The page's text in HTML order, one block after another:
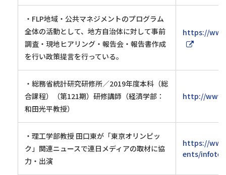
・FLP地域・公共マネジメントのプログラム
全体の活動として、地方自治体に対して事前
調査・現地ヒアリング・報告会・報告書作成
を行い政策提言を行っている。
https://
・総務省統計研究研修所／2019年度本科（総
合課程）（第121期）研修講師（経済学部：
和田光平教授）
http://
・理工学部教授 田口東が「東京オリンピッ
ク」関連ニュースで連日メディアの取材に協
力・出演
https://
ents/